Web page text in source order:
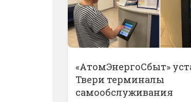
«АтомЭнергоСбыт»
Твери терминалы
самообслуживания